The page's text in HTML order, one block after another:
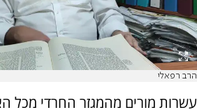
הרב רפאלי
עשרות מורים מהמגזר החרדי מכל